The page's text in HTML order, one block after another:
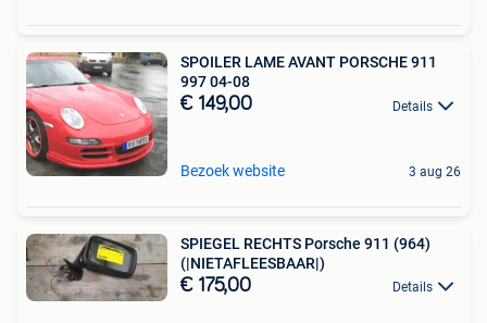
SPOILER LAME AVANT PORSCHE 911
997 04-08
€ 149,00 Details
Bezoek website 3 aug 26
SPIEGEL RECHTS Porsche 911 (964)
(|NIETAFLEESBAAR|)
€ 175,00 Details